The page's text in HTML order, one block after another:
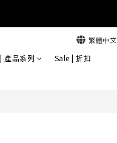
繁體中文
產品系列 Sale | 折扣